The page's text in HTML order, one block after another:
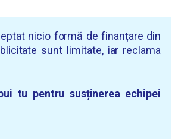
nicio formă de finanțare din
sunt limitate, iar reclama
tu pentru susținerea echipei